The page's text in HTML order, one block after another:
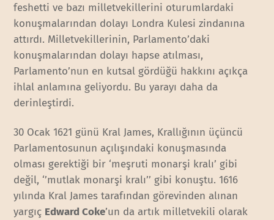
feshetti ve bazı milletvekillerini oturumlardaki
konuşmalarından dolayı Londra Kulesi zindanına
attırdı. Milletvekillerinin, Parlamento’daki
konuşmalarından dolayı hapse atılması,
Parlamento’nun en kutsal gördüğü hakkını açıkça
ihlal anlamına geliyordu. Bu yarayı daha da
derinleştirdi.
30 Ocak 1621 günü Kral James, Krallığının üçüncü
Parlamentosunun açılışındaki konuşmasında
olması gerektiği bir ‘meşruti monarşi kralı’ gibi
değil, ‘’mutlak monarşi kralı’’ gibi konuştu. 1616
yılında Kral James tarafından görevinden alınan
yargıç Edward Coke’un da artık milletvekili olarak